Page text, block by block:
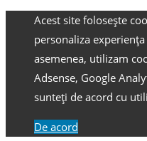
Acest site folosește
personaliza
asemenea, utilizam
Adsense, Google
sunteți de acord cu
De acord